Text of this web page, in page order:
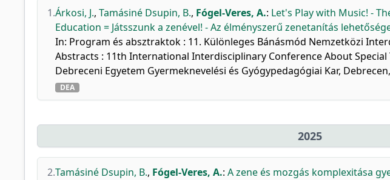
1.Árkosi, J., Tamásiné Dsupin, B., Fógel-Veres, A.: Let's Play with Music! -
Education = Játsszunk a zenével! - Az élményszerű zenetanítás
In: Program és absztraktok : 11. Különleges Bánásmód Nemzetközi
Abstracts : 11th International Interdisciplinary Conference About Special
Debreceni Egyetem Gyermeknevelési és Gyógypedagógiai Kar,
DEA
2025
2.Tamásiné Dsupin, B., Fógel-Veres, A.: A zene és mozgás komplexitása